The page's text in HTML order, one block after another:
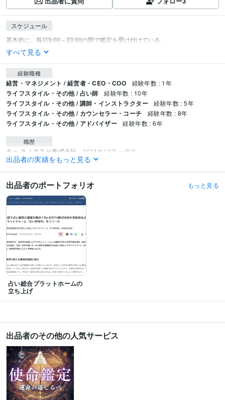
スケジュール
すべて見る
経験職種
経営・マネジメント / 経営者・CEO・COO 経験年数 : 1年
ライフスタイル・その他 / 占い師 経験年数 : 10年
ライフスタイル・その他 / 講師・インストラクター 経験年数 : 5年
ライフスタイル・その他 / カウンセラー・コーチ 経験年数 : 8年
ライフスタイル・その他 / アドバイザー 経験年数 : 6年
職歴
Ｒｅ‐ＢＩＲＴＨ株式会社 2024年12月 ~ 現在
「占い」がもたらす人生が豊かになる法則
全て 手相鑑定の全て 姓名判断の全て
資格・検定
手相鑑定士 取得年 : 2013年
姓名判断鑑定士 取得年 : 2014年
タロットカード士 取得年 : 2017年
スピリチュアルタロット士
数秘術鑑定士
四柱推命鑑定士 取得年 : 2014年
九星気学鑑定士 取得年 : 2014年
心理カウンセリングスペシャリスト
C:10年HTML:7年Java:5年VB:15年GitHub:3年
ビジネス・クリエイティブツール
Access:10年Excel:10年Google サイト:7年
Google スライド:7年Google ドキュメント:7年
freee:3年Moneyfoward:7年
Google Search Console:7年
出品者の実績をもっと見る
出品者のポートフォリオ もっと見る
占い総合プラットホームの
立ち上げ
出品者のその他の人気サービス